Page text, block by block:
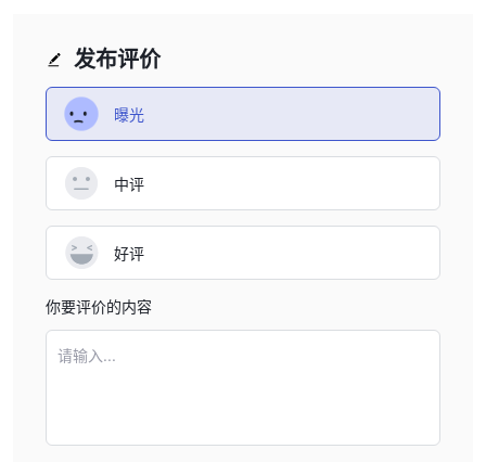
发布评价
曝光
中评
好评
你要评价的内容
请输入...